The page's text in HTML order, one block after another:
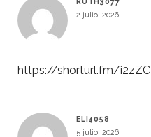
2 julio, 2026
https://shorturl.fm/i2zZC
ELI4058
5 julio, 2026